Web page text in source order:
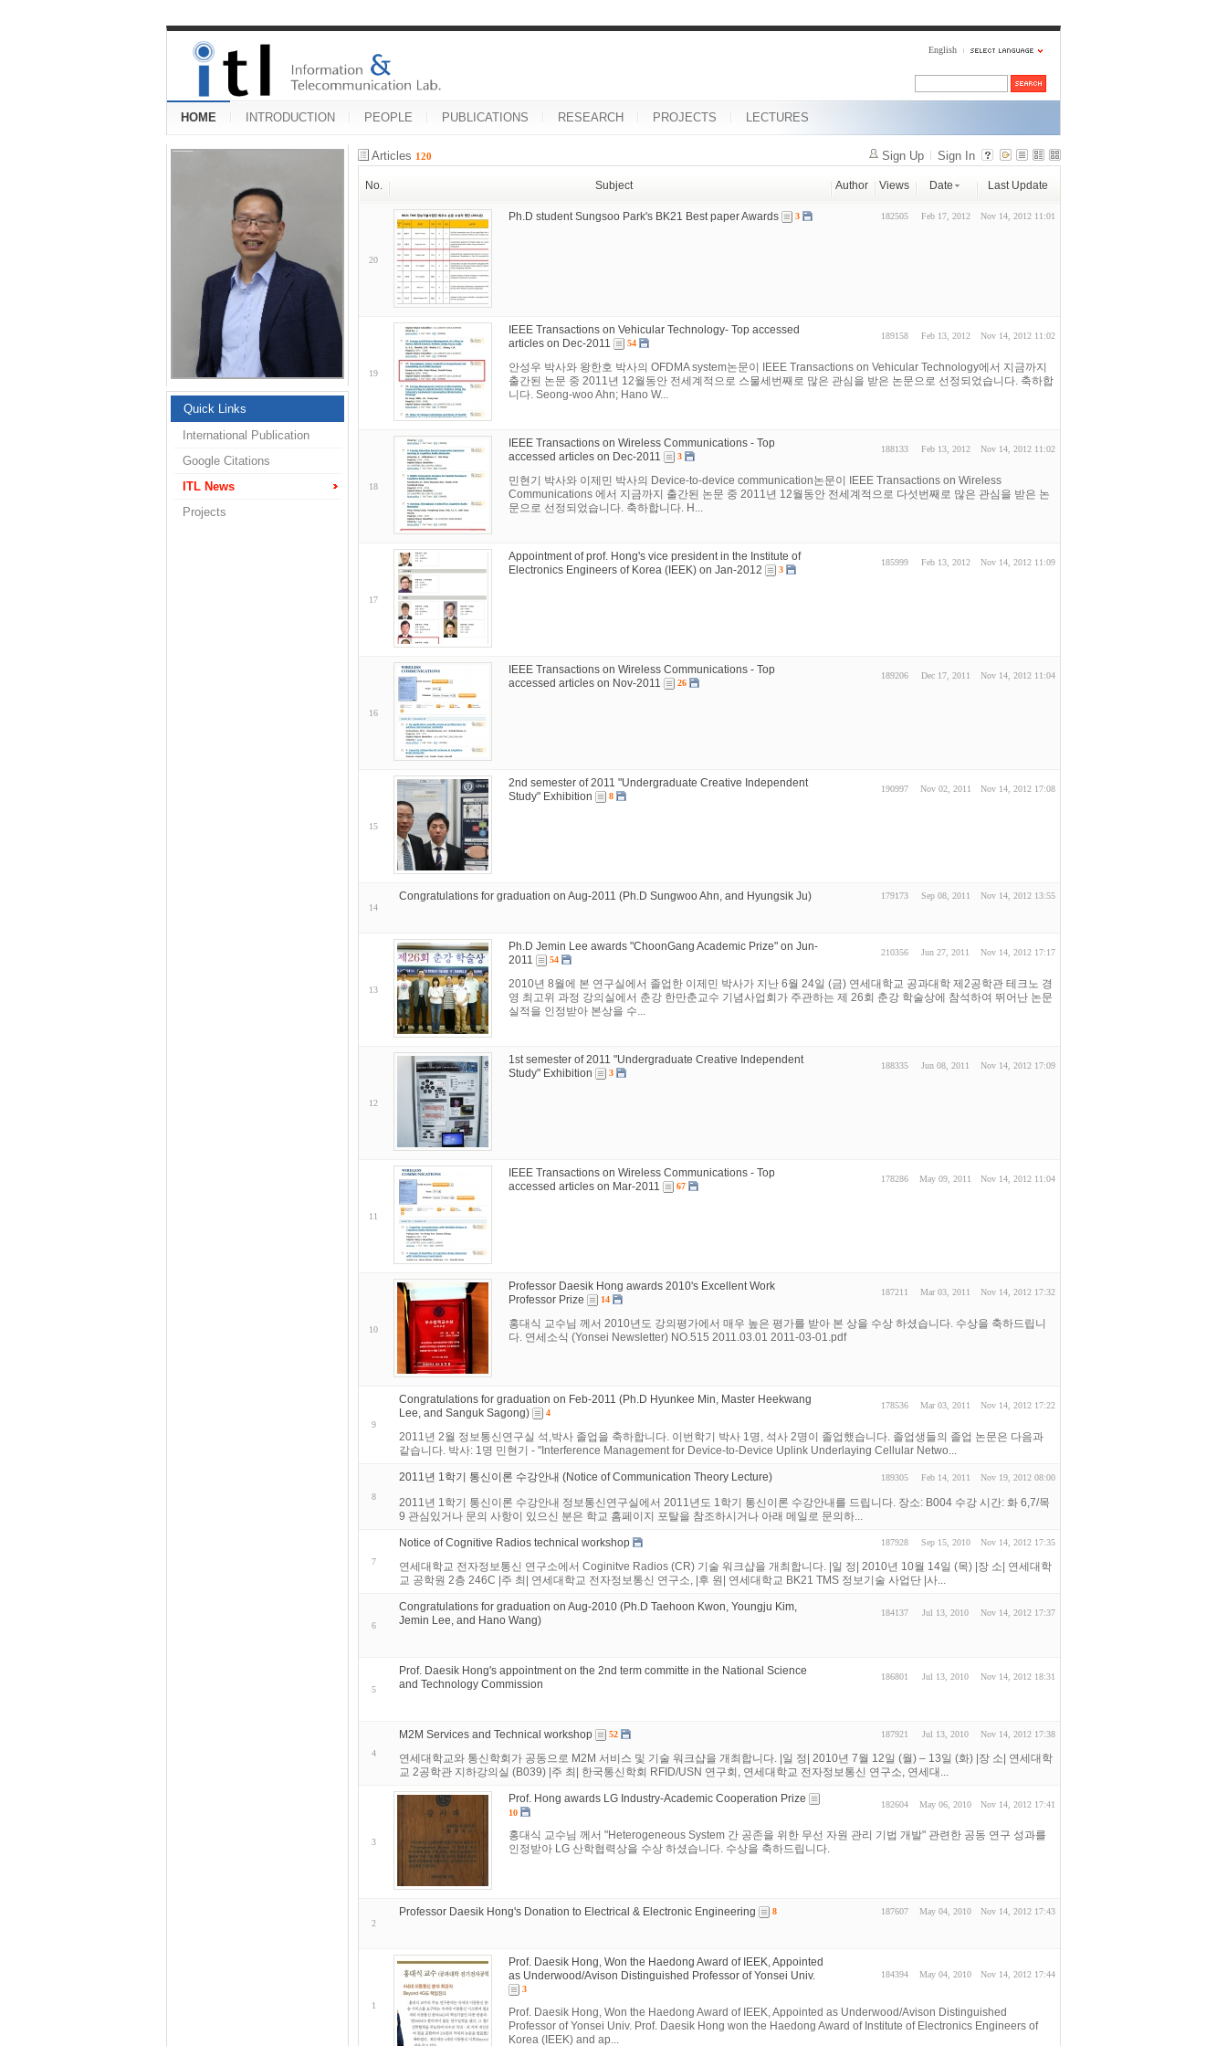
English
HOME INTRODUCTION PEOPLE PUBLICATIONS RESEARCH PROJECTS LECTURES
Quick Links
International Publication
Google Citations
ITL News
Projects
Articles 120 Sign Up Sign In
No. Subject Author Views Date Last Update
20
Ph.D student Sungsoo Park's BK21 Best paper Awards 3 182505 Feb 17, 2012 Nov 14, 2012 11:01
19
IEEE Transactions on Vehicular Technology- Top accessed
articles on Dec-2011
54
189158 Feb 13, 2012 Nov 14, 2012 11:02
안성우 박사와 왕한호 박사의 OFDMA system논문이 IEEE Transactions on Vehicular Technology에서 지금까지
출간된 논문 중 2011년 12월동안 전세계적으로 스물세번째로 많은 관심을 받은 논문으로 선정되었습니다. 축하합
니다. Seong-woo Ahn; Hano W...
18
IEEE Transactions on Wireless Communications - Top
accessed articles on Dec-2011
3
188133 Feb 13, 2012 Nov 14, 2012 11:02
민현기 박사와 이제민 박사의 Device-to-device communication논문이 IEEE Transactions on Wireless
Communications 에서 지금까지 출간된 논문 중 2011년 12월동안 전세계적으로 다섯번째로 많은 관심을 받은 논
문으로 선정되었습니다. 축하합니다. H...
17
Appointment of prof. Hong's vice president in the Institute of
Electronics Engineers of Korea (IEEK) on Jan-2012
3
185999 Feb 13, 2012 Nov 14, 2012 11:09
16
IEEE Transactions on Wireless Communications - Top
accessed articles on Nov-2011
26
189206 Dec 17, 2011 Nov 14, 2012 11:04
15
2nd semester of 2011 "Undergraduate Creative Independent
Study" Exhibition
8
190997 Nov 02, 2011 Nov 14, 2012 17:08
14
Congratulations for graduation on Aug-2011 (Ph.D Sungwoo Ahn, and Hyungsik Ju) 179173 Sep 08, 2011 Nov 14, 2012 13:55
13
Ph.D Jemin Lee awards "ChoonGang Academic Prize" on Jun-
2011
54
210356 Jun 27, 2011 Nov 14, 2012 17:17
2010년 8월에 본 연구실에서 졸업한 이제민 박사가 지난 6월 24일 (금) 연세대학교 공과대학 제2공학관 테크노 경
영 최고위 과정 강의실에서 춘강 한만춘교수 기념사업회가 주관하는 제 26회 춘강 학술상에 참석하여 뛰어난 논문
실적을 인정받아 본상을 수...
12
1st semester of 2011 "Undergraduate Creative Independent
Study" Exhibition
3
188335 Jun 08, 2011 Nov 14, 2012 17:09
11
IEEE Transactions on Wireless Communications - Top
accessed articles on Mar-2011
67
178286 May 09, 2011 Nov 14, 2012 11:04
10
Professor Daesik Hong awards 2010's Excellent Work
Professor Prize
14
187211 Mar 03, 2011 Nov 14, 2012 17:32
홍대식 교수님 께서 2010년도 강의평가에서 매우 높은 평가를 받아 본 상을 수상 하셨습니다. 수상을 축하드립니
다. 연세소식 (Yonsei Newsletter) NO.515 2011.03.01 2011-03-01.pdf
9
Congratulations for graduation on Feb-2011 (Ph.D Hyunkee Min, Master Heekwang
Lee, and Sanguk Sagong)
4
178536 Mar 03, 2011 Nov 14, 2012 17:22
2011년 2월 정보통신연구실 석,박사 졸업을 축하합니다. 이번학기 박사 1명, 석사 2명이 졸업했습니다. 졸업생들의 졸업 논문은 다음과
같습니다. 박사: 1명 민현기 - "Interference Management for Device-to-Device Uplink Underlaying Cellular Netwo...
8
2011년 1학기 통신이론 수강안내 (Notice of Communication Theory Lecture) 189305 Feb 14, 2011 Nov 19, 2012 08:00
2011년 1학기 통신이론 수강안내 정보통신연구실에서 2011년도 1학기 통신이론 수강안내를 드립니다. 장소: B004 수강 시간: 화 6,7/목
9 관심있거나 문의 사항이 있으신 분은 학교 홈페이지 포탈을 참조하시거나 아래 메일로 문의하...
7
Notice of Cognitive Radios technical workshop 187928 Sep 15, 2010 Nov 14, 2012 17:35
연세대학교 전자정보통신 연구소에서 Coginitve Radios (CR) 기술 워크샵을 개최합니다. |일 정| 2010년 10월 14일 (목) |장 소| 연세대학
교 공학원 2층 246C |주 최| 연세대학교 전자정보통신 연구소, |후 원| 연세대학교 BK21 TMS 정보기술 사업단 |사...
6
Congratulations for graduation on Aug-2010 (Ph.D Taehoon Kwon, Youngju Kim,
Jemin Lee, and Hano Wang)
184137 Jul 13, 2010 Nov 14, 2012 17:37
5
Prof. Daesik Hong's appointment on the 2nd term committe in the National Science
and Technology Commission
186801 Jul 13, 2010 Nov 14, 2012 18:31
4
M2M Services and Technical workshop 52 187921 Jul 13, 2010 Nov 14, 2012 17:38
연세대학교와 통신학회가 공동으로 M2M 서비스 및 기술 워크샵을 개최합니다. |일 정| 2010년 7월 12일 (월) – 13일 (화) |장 소| 연세대학
교 2공학관 지하강의실 (B039) |주 최| 한국통신학회 RFID/USN 연구회, 연세대학교 전자정보통신 연구소, 연세대...
3
Prof. Hong awards LG Industry-Academic Cooperation Prize
10
182604 May 06, 2010 Nov 14, 2012 17:41
홍대식 교수님 께서 "Heterogeneous System 간 공존을 위한 무선 자원 관리 기법 개발" 관련한 공동 연구 성과를
인정받아 LG 산학협력상을 수상 하셨습니다. 수상을 축하드립니다.
2
Professor Daesik Hong's Donation to Electrical & Electronic Engineering 8 187607 May 04, 2010 Nov 14, 2012 17:43
1
Prof. Daesik Hong, Won the Haedong Award of IEEK, Appointed
as Underwood/Avison Distinguished Professor of Yonsei Univ.
3
184394 May 04, 2010 Nov 14, 2012 17:44
Prof. Daesik Hong, Won the Haedong Award of IEEK, Appointed as Underwood/Avison Distinguished
Professor of Yonsei Univ. Prof. Daesik Hong won the Haedong Award of Institute of Electronics Engineers of
Korea (IEEK) and ap...